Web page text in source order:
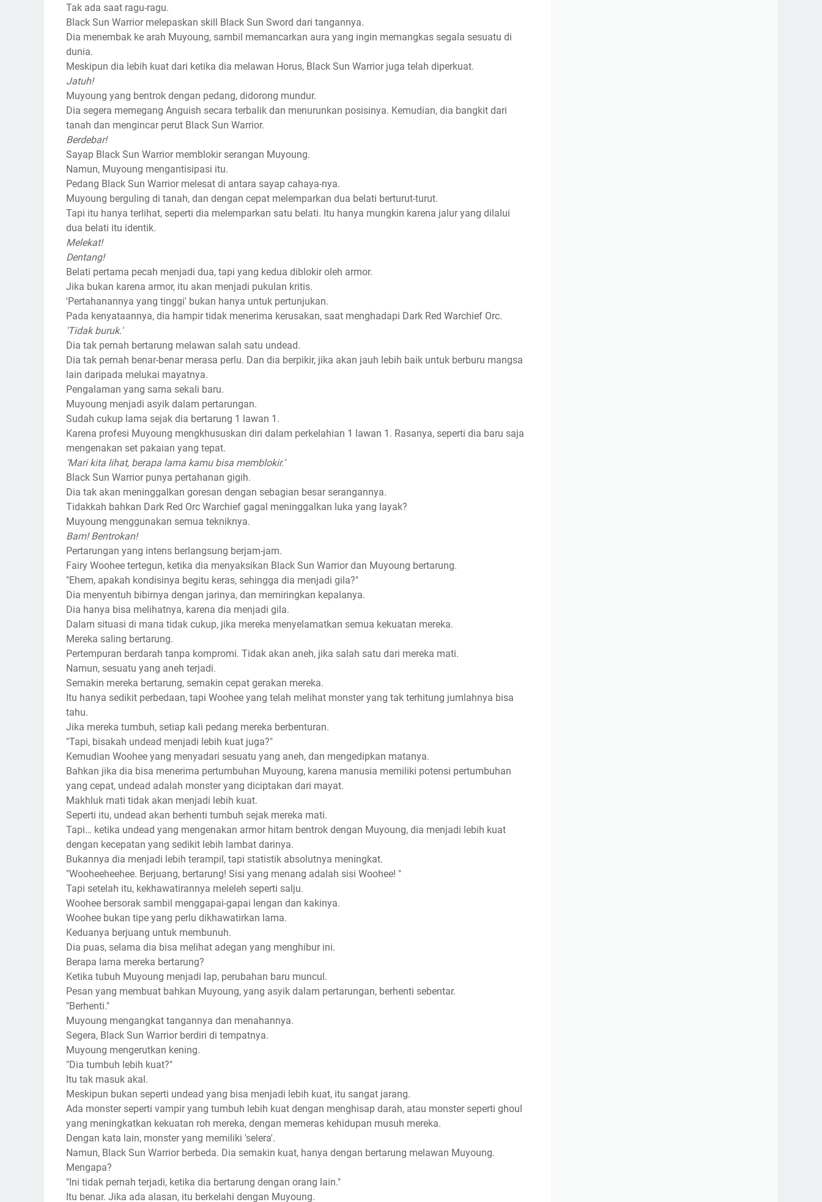
Tak ada saat ragu-ragu.
Black Sun Warrior melepaskan skill Black Sun Sword dari tangannya.
Dia menembak ke arah Muyoung, sambil memancarkan aura yang ingin memangkas segala sesuatu di
dunia.
Meskipun dia lebih kuat dari ketika dia melawan Horus, Black Sun Warrior juga telah diperkuat.
Jatuh!
Muyoung yang bentrok dengan pedang, didorong mundur.
Dia segera memegang Anguish secara terbalik dan menurunkan posisinya. Kemudian, dia bangkit dari
tanah dan mengincar perut Black Sun Warrior.
Berdebar!
Sayap Black Sun Warrior memblokir serangan Muyoung.
Namun, Muyoung mengantisipasi itu.
Pedang Black Sun Warrior melesat di antara sayap cahaya-nya.
Muyoung berguling di tanah, dan dengan cepat melemparkan dua belati berturut-turut.
Tapi itu hanya terlihat, seperti dia melemparkan satu belati. Itu hanya mungkin karena jalur yang dilalui
dua belati itu identik.
Melekat!
Dentang!
Belati pertama pecah menjadi dua, tapi yang kedua diblokir oleh armor.
Jika bukan karena armor, itu akan menjadi pukulan kritis.
'Pertahanannya yang tinggi' bukan hanya untuk pertunjukan.
Pada kenyataannya, dia hampir tidak menerima kerusakan, saat menghadapi Dark Red Warchief Orc.
'Tidak buruk.'
Dia tak pernah bertarung melawan salah satu undead.
Dia tak pernah benar-benar merasa perlu. Dan dia berpikir, jika akan jauh lebih baik untuk berburu mangsa
lain daripada melukai mayatnya.
Pengalaman yang sama sekali baru.
Muyoung menjadi asyik dalam pertarungan.
Sudah cukup lama sejak dia bertarung 1 lawan 1.
Karena profesi Muyoung mengkhususkan diri dalam perkelahian 1 lawan 1. Rasanya, seperti dia baru saja
mengenakan set pakaian yang tepat.
‘Mari kita lihat, berapa lama kamu bisa memblokir.’
Black Sun Warrior punya pertahanan gigih.
Dia tak akan meninggalkan goresan dengan sebagian besar serangannya.
Tidakkah bahkan Dark Red Orc Warchief gagal meninggalkan luka yang layak?
Muyoung menggunakan semua tekniknya.
Bam! Bentrokan!
Pertarungan yang intens berlangsung berjam-jam.
Fairy Woohee tertegun, ketika dia menyaksikan Black Sun Warrior dan Muyoung bertarung.
"Ehem, apakah kondisinya begitu keras, sehingga dia menjadi gila?"
Dia menyentuh bibirnya dengan jarinya, dan memiringkan kepalanya.
Dia hanya bisa melihatnya, karena dia menjadi gila.
Dalam situasi di mana tidak cukup, jika mereka menyelamatkan semua kekuatan mereka.
Mereka saling bertarung.
Pertempuran berdarah tanpa kompromi. Tidak akan aneh, jika salah satu dari mereka mati.
Namun, sesuatu yang aneh terjadi.
Semakin mereka bertarung, semakin cepat gerakan mereka.
Itu hanya sedikit perbedaan, tapi Woohee yang telah melihat monster yang tak terhitung jumlahnya bisa
tahu.
Jika mereka tumbuh, setiap kali pedang mereka berbenturan.
"Tapi, bisakah undead menjadi lebih kuat juga?"
Kemudian Woohee yang menyadari sesuatu yang aneh, dan mengedipkan matanya.
Bahkan jika dia bisa menerima pertumbuhan Muyoung, karena manusia memiliki potensi pertumbuhan
yang cepat, undead adalah monster yang diciptakan dari mayat.
Makhluk mati tidak akan menjadi lebih kuat.
Seperti itu, undead akan berhenti tumbuh sejak mereka mati.
Tapi… ketika undead yang mengenakan armor hitam bentrok dengan Muyoung, dia menjadi lebih kuat
dengan kecepatan yang sedikit lebih lambat darinya.
Bukannya dia menjadi lebih terampil, tapi statistik absolutnya meningkat.
"Wooheeheehee. Berjuang, bertarung! Sisi yang menang adalah sisi Woohee! "
Tapi setelah itu, kekhawatirannya meleleh seperti salju.
Woohee bersorak sambil menggapai-gapai lengan dan kakinya.
Woohee bukan tipe yang perlu dikhawatirkan lama.
Keduanya berjuang untuk membunuh.
Dia puas, selama dia bisa melihat adegan yang menghibur ini.
Berapa lama mereka bertarung?
Ketika tubuh Muyoung menjadi lap, perubahan baru muncul.
Pesan yang membuat bahkan Muyoung, yang asyik dalam pertarungan, berhenti sebentar.
"Berhenti."
Muyoung mengangkat tangannya dan menahannya.
Segera, Black Sun Warrior berdiri di tempatnya.
Muyoung mengerutkan kening.
"Dia tumbuh lebih kuat?"
Itu tak masuk akal.
Meskipun bukan seperti undead yang bisa menjadi lebih kuat, itu sangat jarang.
Ada monster seperti vampir yang tumbuh lebih kuat dengan menghisap darah, atau monster seperti ghoul
yang meningkatkan kekuatan roh mereka, dengan memeras kehidupan musuh mereka.
Dengan kata lain, monster yang memiliki 'selera'.
Namun, Black Sun Warrior berbeda. Dia semakin kuat, hanya dengan bertarung melawan Muyoung.
Mengapa?
"Ini tidak pernah terjadi, ketika dia bertarung dengan orang lain."
Itu benar. Jika ada alasan, itu berkelahi dengan Muyoung.